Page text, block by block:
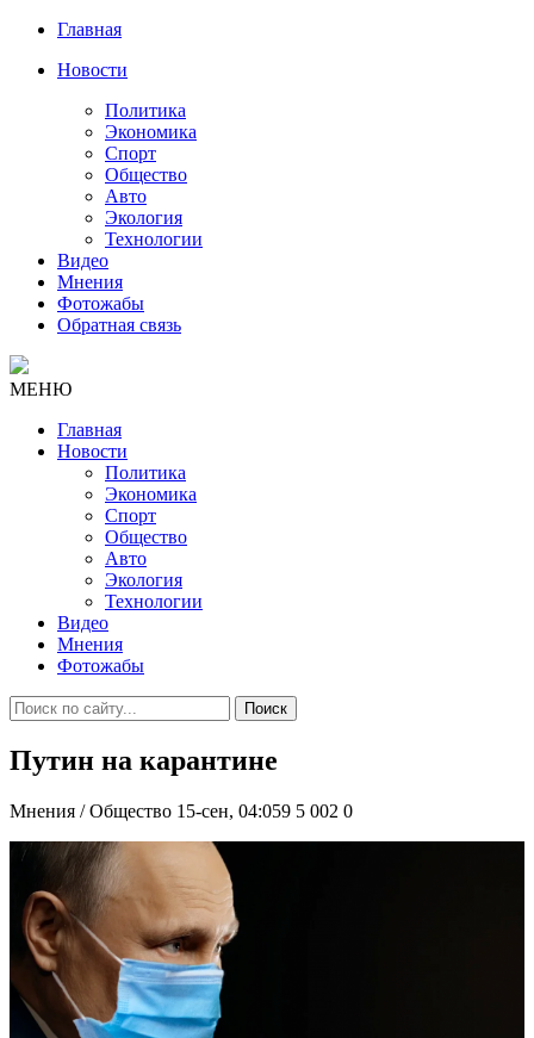
Главная
Новости
Политика
Экономика
Спорт
Общество
Авто
Экология
Технологии
Видео
Мнения
Фотожабы
Обратная связь
МЕНЮ
Главная
Новости
Политика
Экономика
Спорт
Общество
Авто
Экология
Технологии
Видео
Мнения
Фотожабы
Поиск
Путин на карантине
Мнения / Общество 15-сен, 04:059 5 002 0